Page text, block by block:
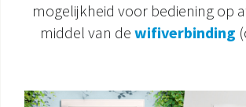
mogelijkheid voor bediening op
middel van de wifiverbinding